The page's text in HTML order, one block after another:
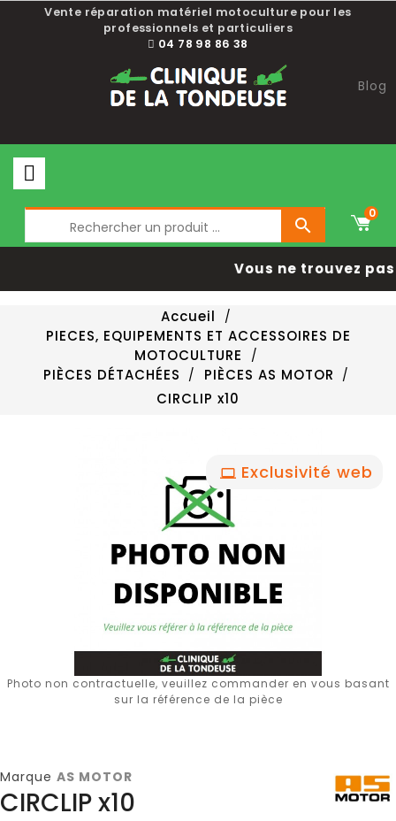
Vente réparation matériel motoculture pour les
professionnels et particuliers
04 78 98 86 38
Blog

0
Vous ne trouvez
Accueil
PIECES, EQUIPEMENTS ET ACCESSOIRES DE
MOTOCULTURE
PIÈCES DÉTACHÉES
PIÈCES AS MOTOR
CIRCLIP x10
Exclusivité web
Photo non contractuelle, veuillez commander en vous basant
sur la référence de la pièce
Marque AS MOTOR
CIRCLIP x10